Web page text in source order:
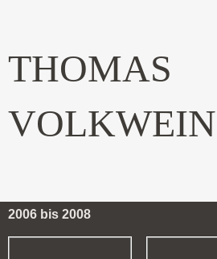
THOMAS
VOLKWEIN
2006 bis 2008